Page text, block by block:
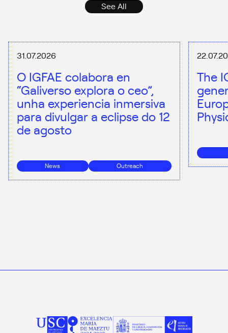
See All
31.07.2026
O IGFAE colabora en
“Galiverso explora o ceo”,
unha experiencia inmersiva
para divulgar a eclipse do 12
de agosto
News Outreach
The